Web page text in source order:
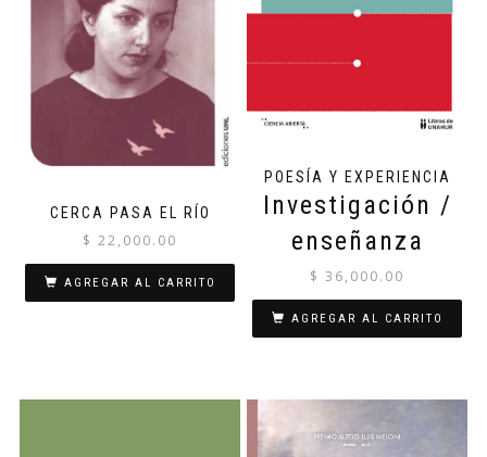
CERCA PASA EL RÍO
$ 22,000.00
AGREGAR AL CARRITO
POESÍA Y EXPERIENCIA
Investigación /
enseñanza
$ 36,000.00
AGREGAR AL CARRITO